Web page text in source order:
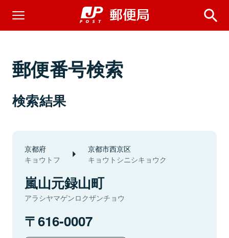
郵便番号検索
検索結果
京都府
キョウトフ
京都市西京区
キョウトシニシキョウク
嵐山元録山町
アラシヤマゲンロクザンチョウ
616-0007